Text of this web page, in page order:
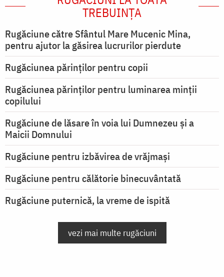
TREBUINȚA
Rugăciune către Sfântul Mare Mucenic Mina,
pentru ajutor la găsirea lucrurilor pierdute
Rugăciunea părinților pentru copii
Rugăciunea părinților pentru luminarea minţii
copilului
Rugăciune de lăsare în voia lui Dumnezeu şi a
Maicii Domnului
Rugăciune pentru izbăvirea de vrăjmași
Rugăciune pentru călătorie binecuvântată
Rugăciune puternică, la vreme de ispită
vezi mai multe rugăciuni